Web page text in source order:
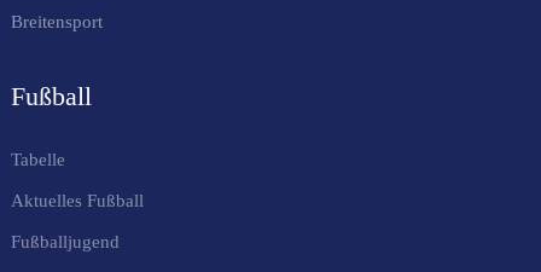
Breitensport
Fußball
Tabelle
Aktuelles Fußball
Fußballjugend